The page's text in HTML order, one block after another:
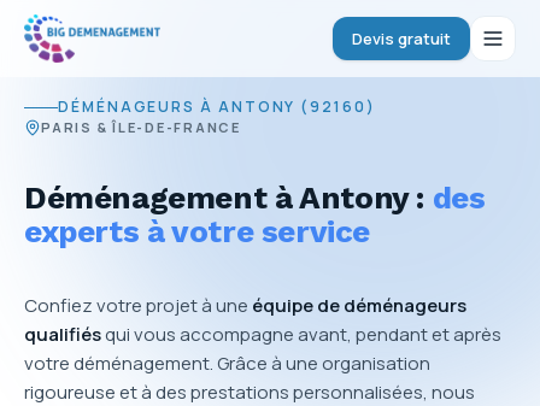
Devis gratuit
DÉMÉNAGEURS À ANTONY (92160)
PARIS & ÎLE-DE-FRANCE
Déménagement à Antony : des
experts à votre service
Confiez votre projet à une équipe de déménageurs
qualifiésqui vous accompagne avant, pendant et après
votre déménagement. Grâce à une organisation
rigoureuse et à des prestations personnalisées, nous